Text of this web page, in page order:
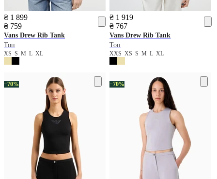
₴ 1 899
₴ 759
Vans Drew Rib Tank
Топ
XS S M L XL
₴ 1 919
₴ 767
Vans Drew Rib Tank
Топ
XXSXSSMLXL
−70% −70%